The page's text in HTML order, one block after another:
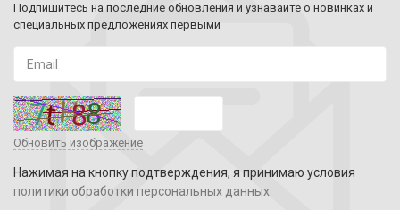
Подпишитесь на последние обновления и узнавайте о новинках и
специальных предложениях первыми
Обновить изображение
Нажимая на кнопку подтверждения, я принимаю условия
политики обработки персональных данных